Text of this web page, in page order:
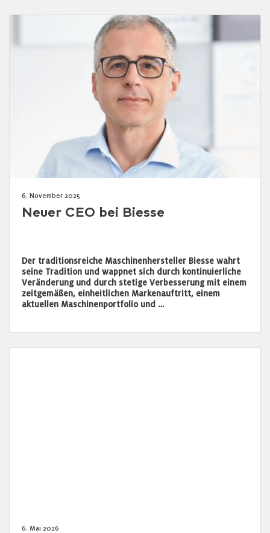
6. November 2025
Neuer CEO bei Biesse
Der traditionsreiche Maschinenhersteller Biesse wahrt
seine Tradition und wappnet sich durch kontinuierliche
Veränderung und durch stetige Verbesserung mit einem
zeitgemäßen, einheitlichen Markenauftritt, einem
aktuellen Maschinenportfolio und …
6. Mai 2026